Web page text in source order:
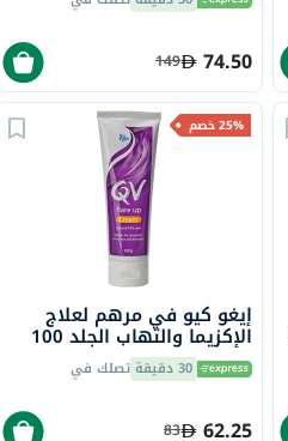
حماية من أشعة الشمس
74.50
149
25% خصم
إيغو كيو في مرهم لعلاج
الإكزيما والتهاب الجلد 100
جرام 30 دقيقة تصلك في
62.25
83